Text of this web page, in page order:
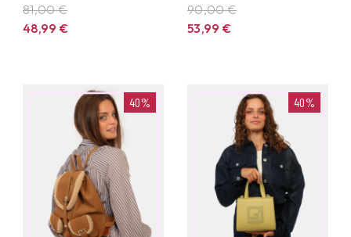
81,00 €
48,99€
90,00 €
53,99€
40% 40%